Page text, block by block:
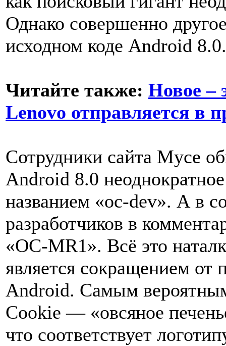
Однако совершенно
исходном коде Android 8.0.
Читайте также: Новое –
Lenovo отправляется в
Сотрудники сайта Myce
Android 8.0
названием «oc-dev». А в
разработчиков в
«OC-MR1». Всё это
является сокращением от
Android. Самым
Cookie — «овсяное
что соответствует